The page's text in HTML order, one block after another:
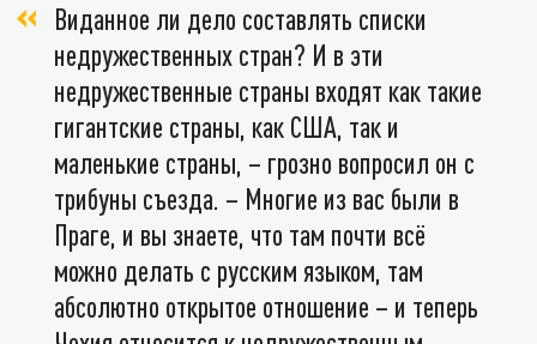
Виданное ли дело составлять списки
недружественных стран? И в эти
недружественные страны входят как такие
гигантские страны, как США, так и
маленькие страны, – грозно вопросил он с
трибуны съезда. – Многие из вас были в
Праге, и вы знаете, что там почти всё
можно делать с русским языком, там
абсолютно открытое отношение – и теперь